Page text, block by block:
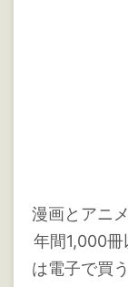
漫画とアニ
年間1,000
は電子で買